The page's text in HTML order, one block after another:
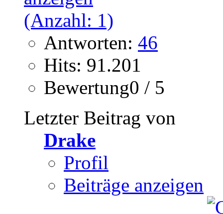
Antworten: 46
Hits: 91.201
Bewertung0 / 5
Letzter Beitrag von
Drake
Profil
Beiträge anzeigen